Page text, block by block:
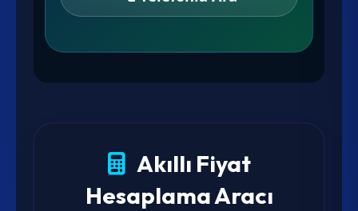
Akıllı Fiyat
Hesaplama Aracı